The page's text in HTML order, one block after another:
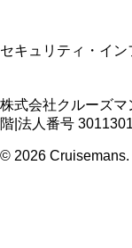
セキュリティ・イン
株式会社クルーズマ
階 法人番号
© 2026 Cruisemans.